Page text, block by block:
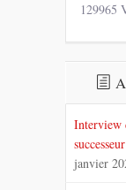
129965
Interview
janvier